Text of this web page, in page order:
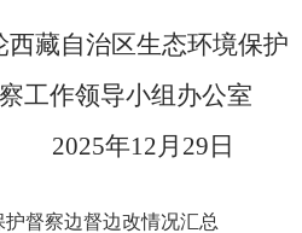
西藏自治区生态环境保护
工作领导小组办公室
2025年12月29日
督察边督边改情况汇总